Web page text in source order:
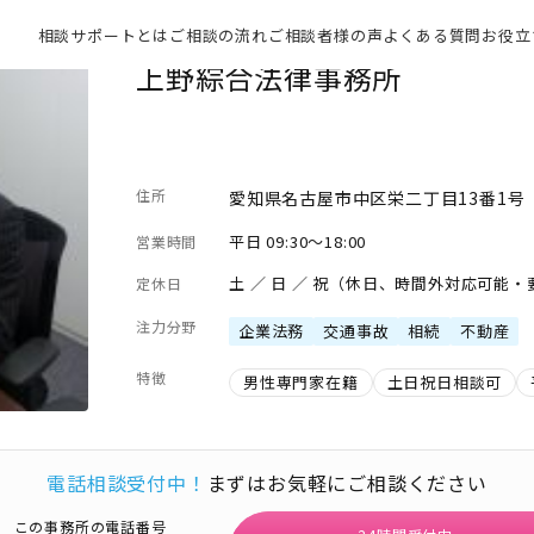
相談サポートとは ご相談の流れご相談者様の声よくある質問お役
上野綜合法律事務所
住所 愛知県名古屋市中区栄二丁目13番1
営業時間 平日 09:30～18:00
定休日 土 ／ 日 ／ 祝（休日、時間外対応可能・
注力分野 企業法務 交通事故 相続 不動産
特徴 男性専門家在籍 土日祝日相談可
電話相談受付中！ まずはお気軽にご相談ください
この事務所の電話番号